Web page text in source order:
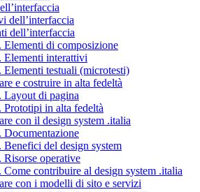
dell’interfaccia
dell’interfaccia
Elementi di composizione
Elementi interattivi
Elementi testuali (microtesti)
e costruire in alta fedeltà
Layout di pagina
Prototipi in alta fedeltà
con il design system .italia
Documentazione
Benefici del design system
Risorse operative
Come contribuire al design system .italia
con i modelli di sito e servizi